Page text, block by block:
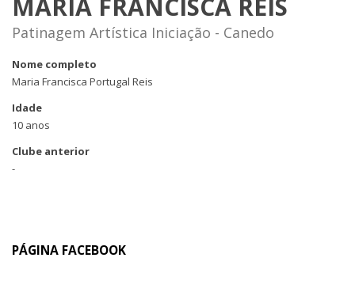
MARIA FRANCISCA REIS
Patinagem Artística Iniciação - Canedo
Nome completo
Maria Francisca Portugal Reis
Idade
10 anos
Clube anterior
-
PÁGINA FACEBOOK